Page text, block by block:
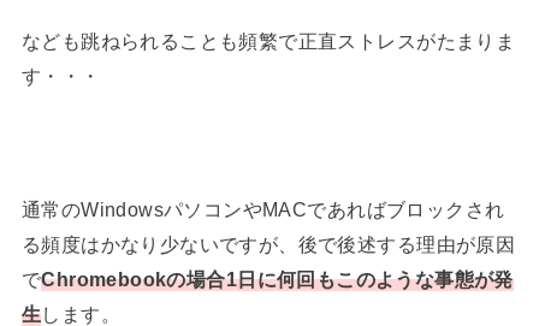
なども跳ねられることも頻繁で正直ストレスがたまりま
す・・・
通常のWindowsパソコンやMACであればブロックされ
る頻度はかなり少ないですが、後で後述する理由が原因
でChromebookの場合1日に何回もこのような事態が発
生します。